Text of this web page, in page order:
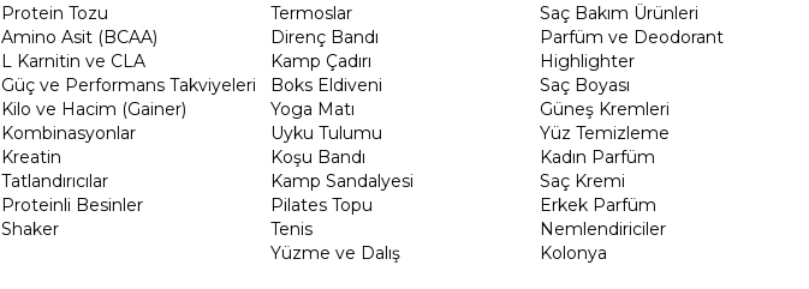
Protein Tozu
Amino Asit (BCAA)
L Karnitin ve CLA
Güç ve Performans Takviyeleri
Kilo ve Hacim (Gainer)
Kombinasyonlar
Kreatin
Tatlandırıcılar
Proteinli Besinler
Shaker
Termoslar
Direnç Bandı
Kamp Çadırı
Boks Eldiveni
Yoga Matı
Uyku Tulumu
Koşu Bandı
Kamp Sandalyesi
Pilates Topu
Tenis
Yüzme ve Dalış
Saç Bakım Ürünleri
Parfüm ve Deodorant
Highlighter
Saç Boyası
Güneş Kremleri
Yüz Temizleme
Kadın Parfüm
Saç Kremi
Erkek Parfüm
Nemlendiriciler
Kolonya